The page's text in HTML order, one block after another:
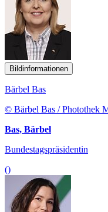
Bildinformationen
Bärbel Bas
© Bärbel Bas / Photothek
Bas, Bärbel
Bundestagspräsidentin
()